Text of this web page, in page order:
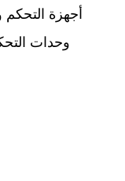
أجهزة
وحدات